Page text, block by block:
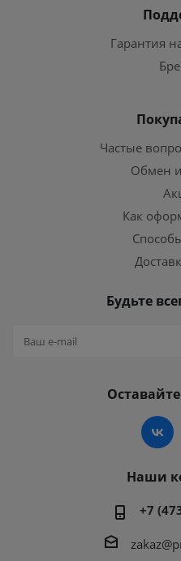
Гарантия
Частые
Обмен
Как
Будьте
Наши
+7